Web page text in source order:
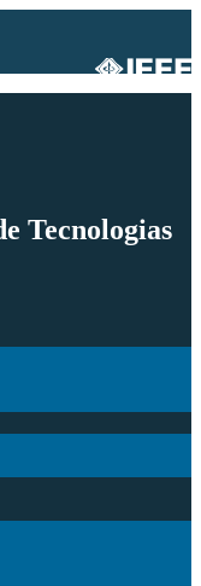
Tecnologias